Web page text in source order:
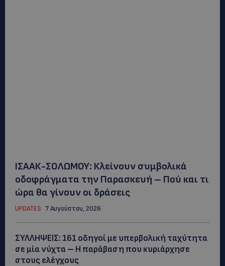
ΙΣΑΑΚ-ΣΟΛΩΜΟΥ: Κλείνουν συμβολικά
οδοφράγματα την Παρασκευή – Πού και τι
ώρα θα γίνουν οι δράσεις
UPDATES 7 Αυγούστου, 2026
ΣΥΛΛΗΨΕΙΣ: 161 οδηγοί με υπερβολική ταχύτητα
σε μία νύχτα – Η παράβαση που κυριάρχησε
στους ελέγχους